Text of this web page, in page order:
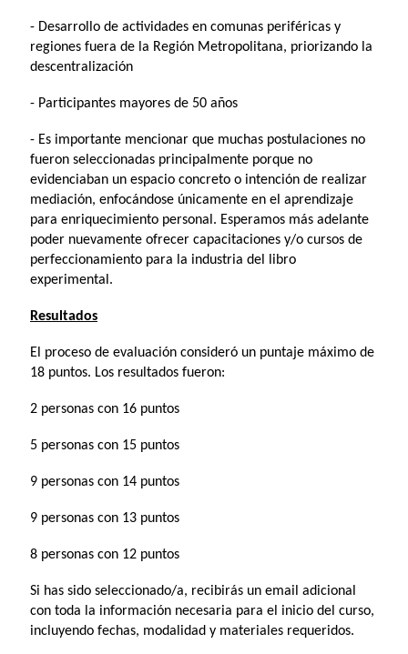
- Desarrollo de actividades en comunas periféricas y
regiones fuera de la Región Metropolitana, priorizando la
descentralización
- Participantes mayores de 50 años
- Es importante mencionar que muchas postulaciones no
fueron seleccionadas principalmente porque no
evidenciaban un espacio concreto o intención de realizar
mediación, enfocándose únicamente en el aprendizaje
para enriquecimiento personal. Esperamos más adelante
poder nuevamente ofrecer capacitaciones y/o cursos de
perfeccionamiento para la industria del libro
experimental.
Resultados
El proceso de evaluación consideró un puntaje máximo de
18 puntos. Los resultados fueron:
2 personas con 16 puntos
5 personas con 15 puntos
9 personas con 14 puntos
9 personas con 13 puntos
8 personas con 12 puntos
Si has sido seleccionado/a, recibirás un email adicional
con toda la información necesaria para el inicio del curso,
incluyendo fechas, modalidad y materiales requeridos.